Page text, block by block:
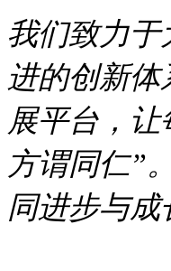
我们致力
进的创新
展平台，
方谓同仁”
同进步与